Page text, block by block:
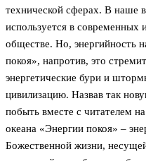
технической сферах. В наше
используется в современных
обществе. Но, энергийность
покоя», напротив, это
энергетические бури и
цивилизацию. Назвав так
побыть вместе с читателем
океана «Энергии покоя» –
Божественной жизни,